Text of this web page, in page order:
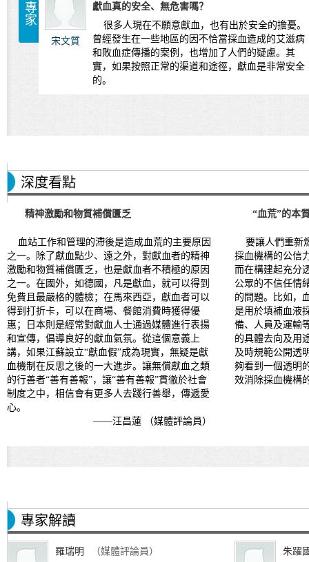
專家
宋文質
獻血真的安全、無危害嗎？
很多人現在不願意獻血，也有出於安全的擔憂。
曾經發生在一些地區的因不恰當採血造成的艾滋病
和敗血症傳播的案例，也增加了人們的疑慮。其
實，如果按照正常的渠道和途徑，獻血是非常安全
的。
深度看點
精神激勵和物質補償匱乏
血站工作和管理的滯後是造成血荒的主要原因
之一。除了獻血點少、遠之外，對獻血者的精神
激勵和物質補償匱乏，也是獻血者不積極的原因
之一。在國外，如德國，凡是獻血，就可以得到
免費且最嚴格的體檢；在馬來西亞，獻血者可以
得到打折卡，可以在商場、餐館消費時獲得優
惠；日本則是經常對獻血人士通過媒體進行表揚
和宣傳，倡導良好的獻血氣氛。從這個意義上
講，如果江蘇設立“獻血假”成為現實，無疑是獻
血機制在反思之後的一大進步。讓無償獻血之類
的行善者“善有善報”，讓“善有善報”貫徹於社會
制度之中，相信會有更多人去踐行善舉，傳遞愛
心。
——汪昌蓮 （媒體評論員）
“血荒”的本
要讓人們重新
採血機構的公信
而在構建起充分
公眾的不信任情
的問題。比如，
是用於填補血液
備、人員及運輸
的具體去向及用
及時規範公開透
夠看到一個透明
效消除採血機構
專家解讀
羅瑞明 （媒體評論員） 朱躍